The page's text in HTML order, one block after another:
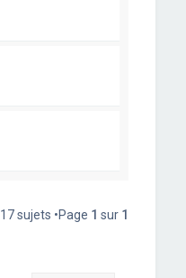
17 sujets •Page 1 sur 1